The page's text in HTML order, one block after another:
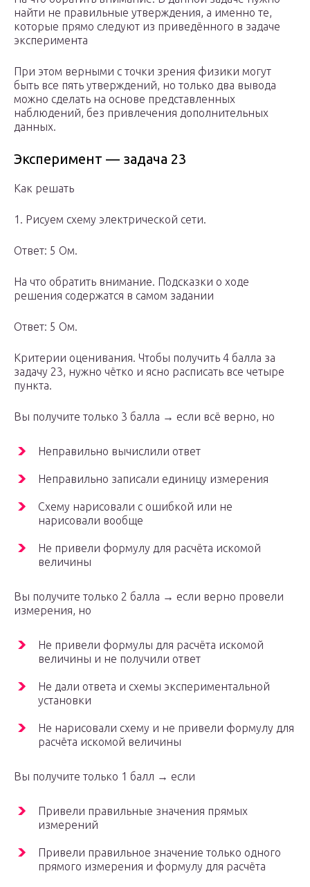
найти не правильные утверждения, а именно те,
которые прямо следуют из приведённого в задаче
эксперимента
При этом верными с точки зрения физики могут
быть все пять утверждений, но только два вывода
можно сделать на основе представленных
наблюдений, без привлечения дополнительных
данных.
Эксперимент — задача 23
Как решать
1. Рисуем схему электрической сети.
Ответ: 5 Ом.
На что обратить внимание. Подсказки о ходе
решения содержатся в самом задании
Ответ: 5 Ом.
Критерии оценивания. Чтобы получить 4 балла за
задачу 23, нужно чётко и ясно расписать все четыре
пункта.
Вы получите только 3 балла → если всё верно, но
Неправильно вычислили ответ
Неправильно записали единицу измерения
Схему нарисовали с ошибкой или не
нарисовали вообще
Не привели формулу для расчёта искомой
величины
Вы получите только 2 балла → если верно провели
измерения, но
Не привели формулы для расчёта искомой
величины и не получили ответ
Не дали ответа и схемы экспериментальной
установки
Не нарисовали схему и не привели формулу для
расчёта искомой величины
Вы получите только 1 балл → если
Привели правильные значения прямых
измерений
Привели правильное значение только одного
прямого измерения и формулу для расчёта